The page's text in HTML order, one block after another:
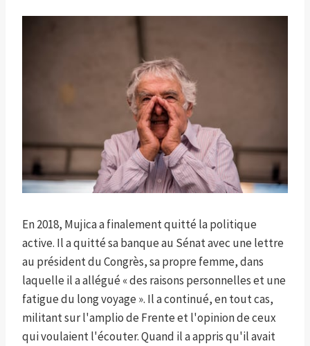
En 2018, Mujica a finalement quitté la politique
active. Il a quitté sa banque au Sénat avec une lettre
au président du Congrès, sa propre femme, dans
laquelle il a allégué « des raisons personnelles et une
fatigue du long voyage ». Il a continué, en tout cas,
militant sur l'amplio de Frente et l'opinion de ceux
qui voulaient l'écouter. Quand il a appris qu'il avait